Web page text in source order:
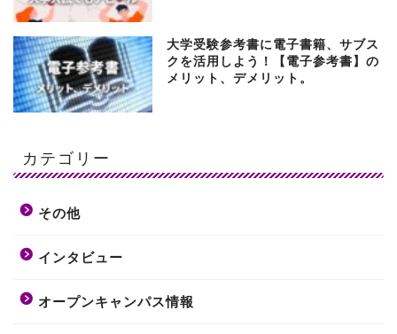
大学受験参考書に電子書籍、サブス
クを活用しよう！【電子参考書】の
メリット、デメリット。
カテゴリー
その他
インタビュー
オープンキャンパス情報